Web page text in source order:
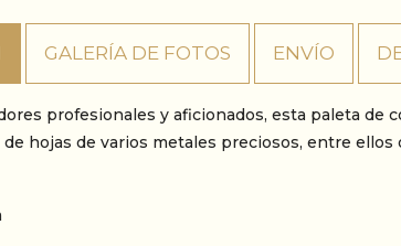
GALERÍA DE FOTOS ENVÍO
profesionales y aficionados, esta paleta
hojas de varios metales preciosos, entre